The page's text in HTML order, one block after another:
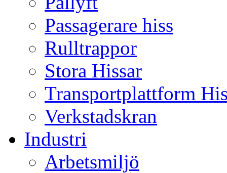
Passagerare hiss
Rulltrappor
Stora Hissar
Transportplattform
Verkstadskran
Industri
Arbetsmiljö